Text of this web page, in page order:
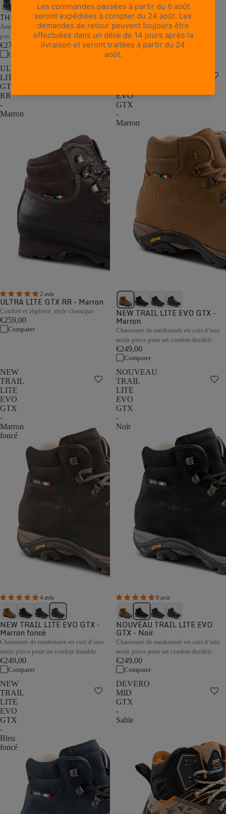
THUNDER GTX - Marron/Sable
Amorti et stabilité adaptatifs à chaque
pas
€279,00
Comparer
NEW TRAIL LITE GTX -
Châtaigne cirée
Cuir pleine fleur résistant, style
intemporel
€235,00
Comparer
ULTRA
LITE
GTX
RR
-
Marron
2 avis
ULTRA LITE GTX RR - Marron
Confort et légèreté, style classique
€259,00
Comparer
EVO
GTX
-
Marron
NEW TRAIL LITE EVO GTX -
Marron
Chaussure de randonnée en cuir d’une
seule pièce pour un confort durable
€249,00
Comparer
NEW
TRAIL
LITE
EVO
GTX
-
Marron
foncé
4 avis
NEW TRAIL LITE EVO GTX -
Marron foncé
Chaussure de randonnée en cuir d’une
seule pièce pour un confort durable
€249,00
Comparer
NOUVEAU
TRAIL
LITE
EVO
GTX
-
Noir
9 avis
NOUVEAU TRAIL LITE EVO
GTX - Noir
Chaussure de randonnée en cuir d’une
seule pièce pour un confort durable
€249,00
Comparer
NEW
TRAIL
LITE
EVO
GTX
-
Bleu
foncé
DEVERO
MID
GTX
-
Sable